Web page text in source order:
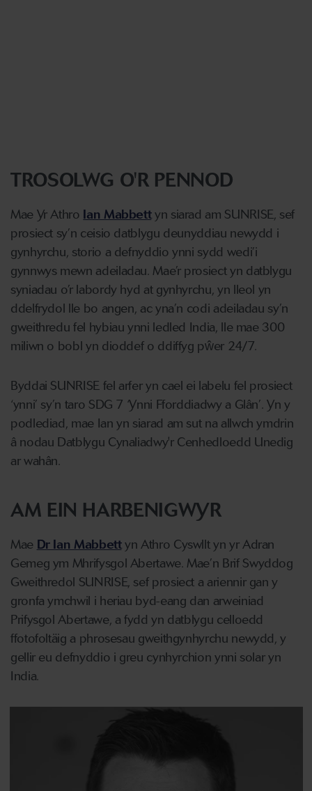
TROSOLWG O'R PENNOD
Mae Yr Athro Ian Mabbettyn siarad am SUNRISE, sef
prosiect sy’n ceisio datblygu deunyddiau newydd i
gynhyrchu, storio a defnyddio ynni sydd wedi’i
gynnwys mewn adeiladau. Mae’r prosiect yn datblygu
syniadau o’r labordy hyd at gynhyrchu, yn lleol yn
ddelfrydol lle bo angen, ac yna’n codi adeiladau sy’n
gweithredu fel hybiau ynni ledled India, lle mae 300
miliwn o bobl yn dioddef o ddiffyg pŵer 24/7.
Byddai SUNRISE fel arfer yn cael ei labelu fel prosiect
‘ynni’ sy’n taro SDG 7 ‘Ynni Fforddiadwy a Glân’. Yn y
podlediad, mae Ian yn siarad am sut na allwch ymdrin
â nodau Datblygu Cynaliadwy'r Cenhedloedd Unedig
ar wahân.
AM EIN HARBENIGWYR
Mae Dr Ian Mabbettyn Athro Cyswllt yn yr Adran
Gemeg ym Mhrifysgol Abertawe. Mae’n Brif Swyddog
Gweithredol SUNRISE, sef prosiect a ariennir gan y
gronfa ymchwil i heriau byd-eang dan arweiniad
Prifysgol Abertawe, a fydd yn datblygu celloedd
ffotofoltäig a phrosesau gweithgynhyrchu newydd, y
gellir eu defnyddio i greu cynhyrchion ynni solar yn
India.